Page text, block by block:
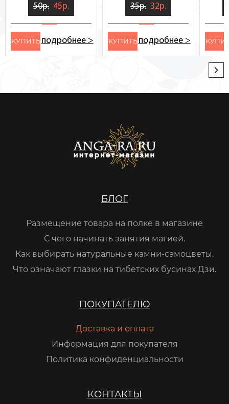
50р. 45р.
KУПИТЬ подробнее >
35р. 32р.
KУПИТЬ подробнее >
БЛОГ
Размещение товара на полке в магазине
С чего начинать занятия магией.
Как выбирать натуральные камни-самоцветы.
Что означают глазки на тибетских бусинах Дзи.
ПОКУПАТЕЛЮ
Доставка и оплата
Информация для покупателя
Политика конфиденциальности
КОНТАКТЫ